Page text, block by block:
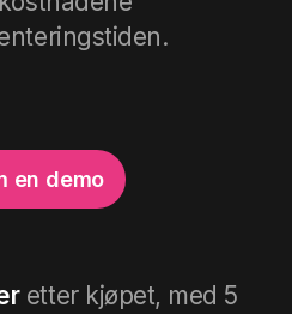
en demo
etter kjøpet, med 5